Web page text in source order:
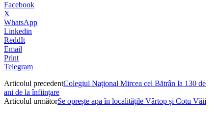
Facebook
X
WhatsApp
Linkedin
ReddIt
Email
Print
Telegram
Articolul precedentColegiul Național Mircea cel Bătrân la 130 de
ani de la înființare
Articolul următorSe oprește apa în localitățile Vârtop și Cotu Văii